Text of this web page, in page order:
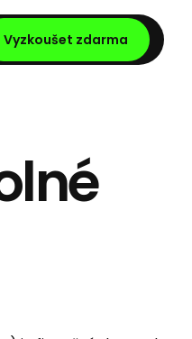
Vyzkoušet zdarma